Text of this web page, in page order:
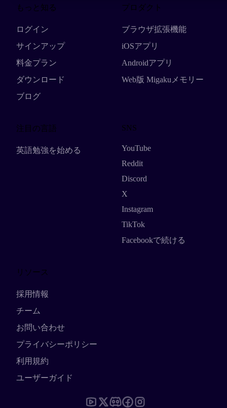
もっと知る
ログイン
サインアップ
料金プラン
ダウンロード
ブログ
プロダクト
ブラウザ拡張機能
iOSアプリ
Androidアプリ
Web版 Migakuメモリー
注目の言語
英語勉強を始める
SNS
YouTube
Reddit
Discord
X
Instagram
TikTok
Facebookで続ける
リソース
採用情報
チーム
お問い合わせ
プライバシーポリシー
利用規約
ユーザーガイド